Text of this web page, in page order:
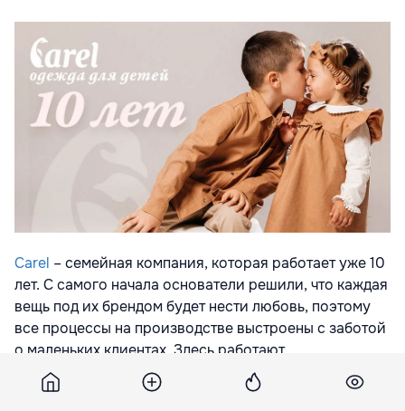
Carel – семейная компания, которая работает уже 10
лет. С самого начала основатели решили, что каждая
вещь под их брендом будет нести любовь, поэтому
все процессы на производстве выстроены с заботой
о маленьких клиентах. Здесь работают
ответственные профессионалы, а производство
построено так, что Carel контролирует все